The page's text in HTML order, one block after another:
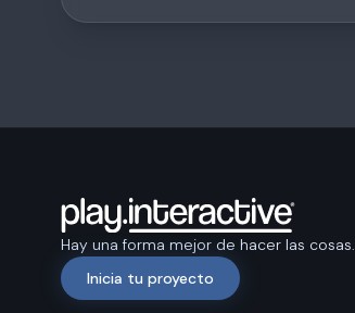
Hay una forma mejor de hacer las cosas.
Inicia tu proyecto